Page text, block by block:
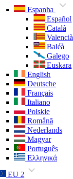
Espanha
Español
Català
Valencià
Baléà
Galego
Euskara
English
Deutsche
Français
Italiano
Polskie
Română
Nederlands
Magyar
Português
Ελληνικά
EU 2